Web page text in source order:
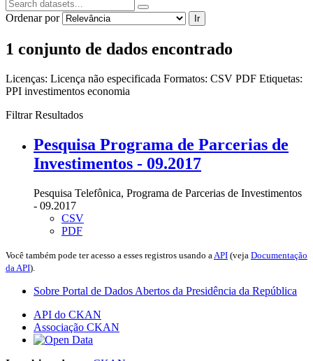
Ordenar por Ir
1 conjunto de dados encontrado
Licenças: Licença não especificada Formatos: CSV PDF Etiquetas:
PPI investimentos economia
Filtrar Resultados
Pesquisa Programa de Parcerias de
Investimentos - 09.2017
Pesquisa Telefônica, Programa de Parcerias de Investimentos
- 09.2017
CSV
PDF
Você também pode ter acesso a esses registros usando a API (veja Documentação
da API).
Sobre Portal de Dados Abertos da Presidência da República
API do CKAN
Associação CKAN